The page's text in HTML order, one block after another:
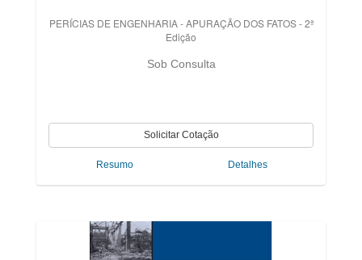
PERÍCIAS DE ENGENHARIA - APURAÇÃO DOS FATOS - 2ª
Edição
Sob Consulta
Resumo Detalhes